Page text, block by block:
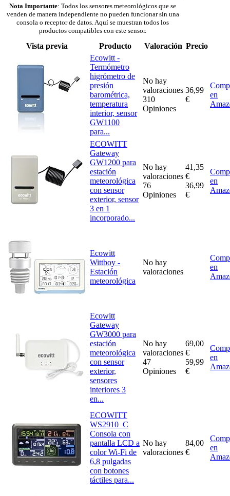
Nota Importante: Todos los sensores meteorológicos que se
venden de manera independiente no pueden funcionar sin una
consola o receptor de datos. Aquí se muestran todos los
productos compatibles con este sensor.
Vista previa Producto Valoración Precio
Ecowitt -
Termómetro
higrómetro de
presión
barométrica,
temperatura
interior, sensor
GW1100
para...
No hay
valoraciones
310
Opiniones
36,99
€
en
ECOWITT
Gateway
GW1200 para
estación
meteorológica
con sensor
exterior, sensor
3 en 1
incorporado...
No hay
valoraciones
76
Opiniones
41,35
€
36,99
€
en
Ecowitt
Wittboy -
Estación
meteorológica
No hay
valoraciones
en
Ecowitt
Gateway
GW3000 para
estación
meteorológica
con sensor
exterior,
sensores
interiores 3
en...
No hay
valoraciones
47
Opiniones
69,00
€
59,99
€
en
ECOWITT
WS2910_C
Consola con
pantalla LCD a
color Wi-Fi de
6,8 pulgadas
con botones
táctiles para...
No hay
valoraciones
84,00
€
en